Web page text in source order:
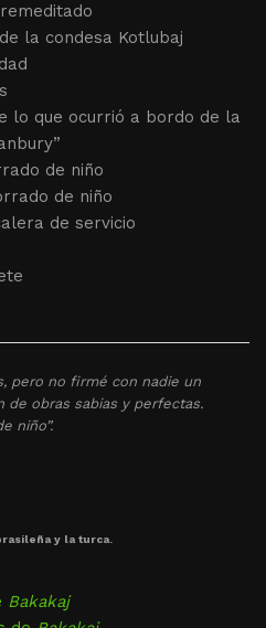
la condesa Kotlubaj
lo que ocurrió a bordo de la
de niño
de niño
de servicio
pero no firmé con nadie un
de obras sabias y perfectas.
niño”.
y la turca.
Bakakaj